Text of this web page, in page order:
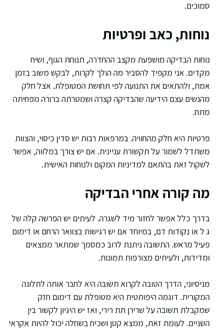
סמוכים.
נוחות, כאב ופרטיות
נוחות הבדיקה מושפעת מקצב ההחדרה, תנוחת הגוף, ושיח
מקדים. אני מקפיד להסביר מה הולך לקרות, לבקש משוב בזמן
אמת, ולהתאים את התנועה לפי תחושת המטופלת. אצל חלק
מהנשים עצם הידיעה שהבדיקה קצרה ושמטרתה ברורה מפחיתה
מתח.
פרטיות היא חלק מהחוויה. במרפאות רבות יש סדין כיסוי, והצוות
משתדל לשמור על תקשורת עניינית. אם יש צורך במלווה, אפשר
לשקול זאת בהתאם למדיניות המקום ולנוחות האישית.
מה קורה אחרי הבדיקה
בדרך כלל אפשר לחזור מיד לשגרה. לעיתים יש הפרשה קלה של
ג ל או נקודות דם, במיוחד אם יש רגישות בצוואר הרחם או דימום
פעיל מראש. התשובה ניתנת לרוב כמסמך שמתאר ממצאים
ומדידות, ולעיתים מצורפות תמונות.
מניסיוני, הדרך הטובה לקרוא תשובה היא לחבר אותה לתלונה
המקורית. דוגמה היפותטית היא מטופלת עם דימום חזק
שמקבלת תשובה על שרירן תת רירי, ואז יש היגיון לקשור בין
השניים. לעומת זאת, ממצא קטן ושכיח בשחלה יכול להיות אקראי